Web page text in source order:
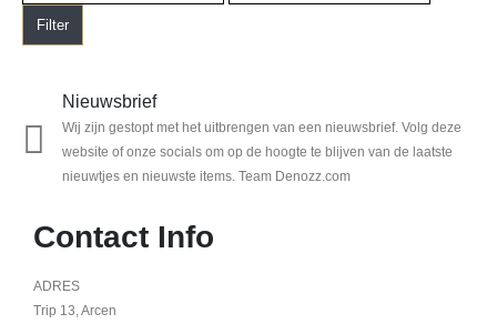
Filter
Nieuwsbrief
Wij zijn gestopt met het uitbrengen van een nieuwsbrief. Volg deze
website of onze socials om op de hoogte te blijven van de laatste
nieuwtjes en nieuwste items. Team Denozz.com
Contact Info
ADRES
Trip 13, Arcen